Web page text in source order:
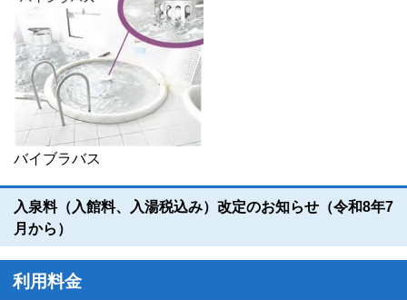
バイブラバス
入泉料（入館料、入湯税込み）改定のお知らせ（令和8年7
月から）
利用料金